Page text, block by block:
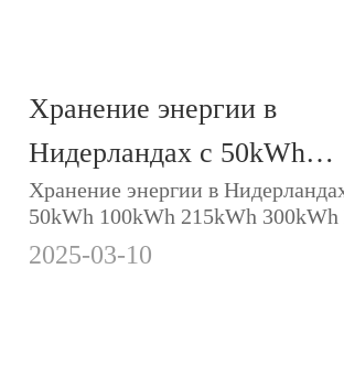
Хранение энергии в
Нидерландах с 50kWh
100kWh 215kWh 300kWh
PCS BMS BESS
Хранение энергии в
50kWh 100kWh 215kWh 300kWh
PCS BMS BESS
2025-03-10